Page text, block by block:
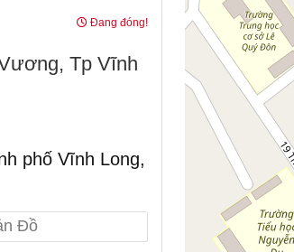
Đang đóng!
Tp Vĩnh
phố Vĩnh Long,
Đồ